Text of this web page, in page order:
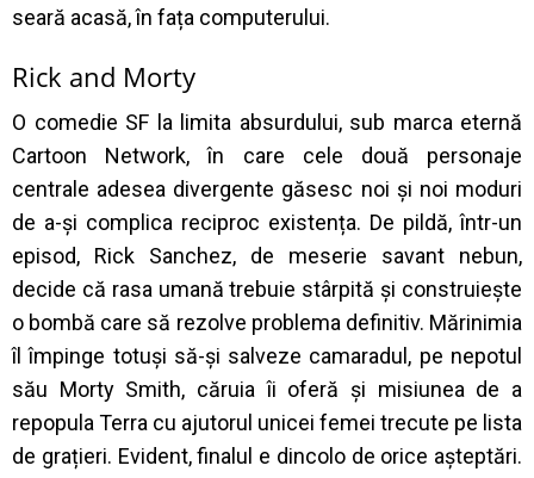
seară acasă, în fața computerului.
Rick and Morty
O comedie SF la limita absurdului, sub marca eternă
Cartoon Network, în care cele două personaje
centrale adesea divergente găsesc noi și noi moduri
de a-și complica reciproc existența. De pildă, într-un
episod, Rick Sanchez, de meserie savant nebun,
decide că rasa umană trebuie stârpită și construiește
o bombă care să rezolve problema definitiv. Mărinimia
îl împinge totuși să-și salveze camaradul, pe nepotul
său Morty Smith, căruia îi oferă și misiunea de a
repopula Terra cu ajutorul unicei femei trecute pe lista
de grațieri. Evident, finalul e dincolo de orice așteptări.